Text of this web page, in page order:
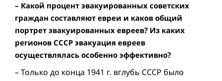
– Какой процент эвакуированных советских
граждан составляют евреи и каков общий
портрет эвакуированных евреев? Из каких
регионов СССР эвакуация евреев
осуществлялась особенно эффективно?
– Только до конца 1941 г. вглубь СССР было